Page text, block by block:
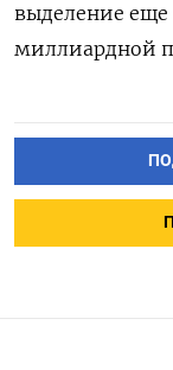
выделение
миллиардной